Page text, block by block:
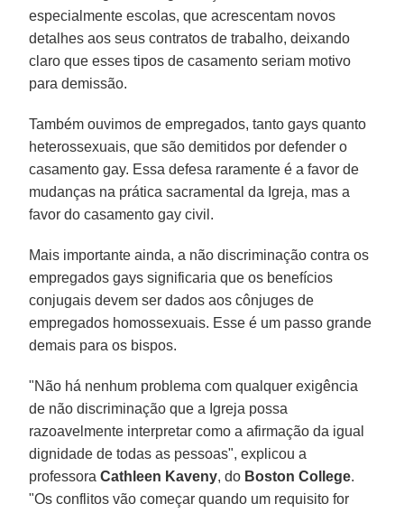
especialmente escolas, que acrescentam novos
detalhes aos seus contratos de trabalho, deixando
claro que esses tipos de casamento seriam motivo
para demissão.
Também ouvimos de empregados, tanto gays quanto
heterossexuais, que são demitidos por defender o
casamento gay. Essa defesa raramente é a favor de
mudanças na prática sacramental da Igreja, mas a
favor do casamento gay civil.
Mais importante ainda, a não discriminação contra os
empregados gays significaria que os benefícios
conjugais devem ser dados aos cônjuges de
empregados homossexuais. Esse é um passo grande
demais para os bispos.
"Não há nenhum problema com qualquer exigência
de não discriminação que a Igreja possa
razoavelmente interpretar como a afirmação da igual
dignidade de todas as pessoas", explicou a
professoraCathleen Kaveny, do Boston College.
"Os conflitos vão começar quando um requisito for